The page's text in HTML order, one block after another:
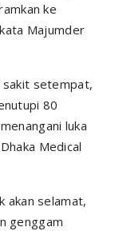
ke
Majumder
sakit setempat,
80
luka
Medical
akan selamat,
genggam